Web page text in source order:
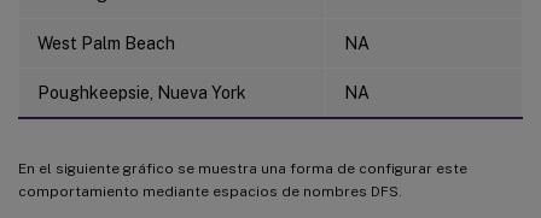
West Palm Beach NA
Poughkeepsie, Nueva York NA
En el siguiente gráfico se muestra una forma de configurar este
comportamiento mediante espacios de nombres DFS.